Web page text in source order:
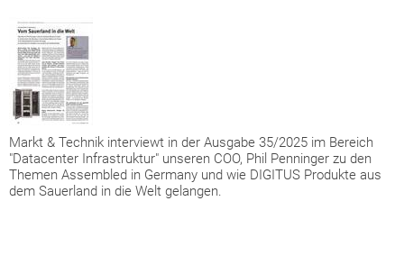
Markt & Technik interviewt in der Ausgabe 35/2025 im Bereich
"Datacenter Infrastruktur" unseren COO, Phil Penninger zu den
Themen Assembled in Germany und wie DIGITUS Produkte aus
dem Sauerland in die Welt gelangen.